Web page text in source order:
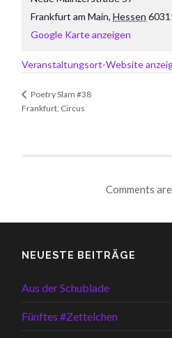
Frankfurt am Main, Hessen
Google Karte anzeigen
Veranstaltungsort-Website
Poetry Slam #38
Frankfurt, Circus
Comments
NEUESTE BEITRÄGE
Aus der Schublade
Fünftes #Zettelchen